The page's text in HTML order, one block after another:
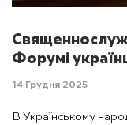
Форумі
14 Грудня 2025
В Українському